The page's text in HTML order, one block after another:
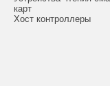
карт
Хост контроллеры